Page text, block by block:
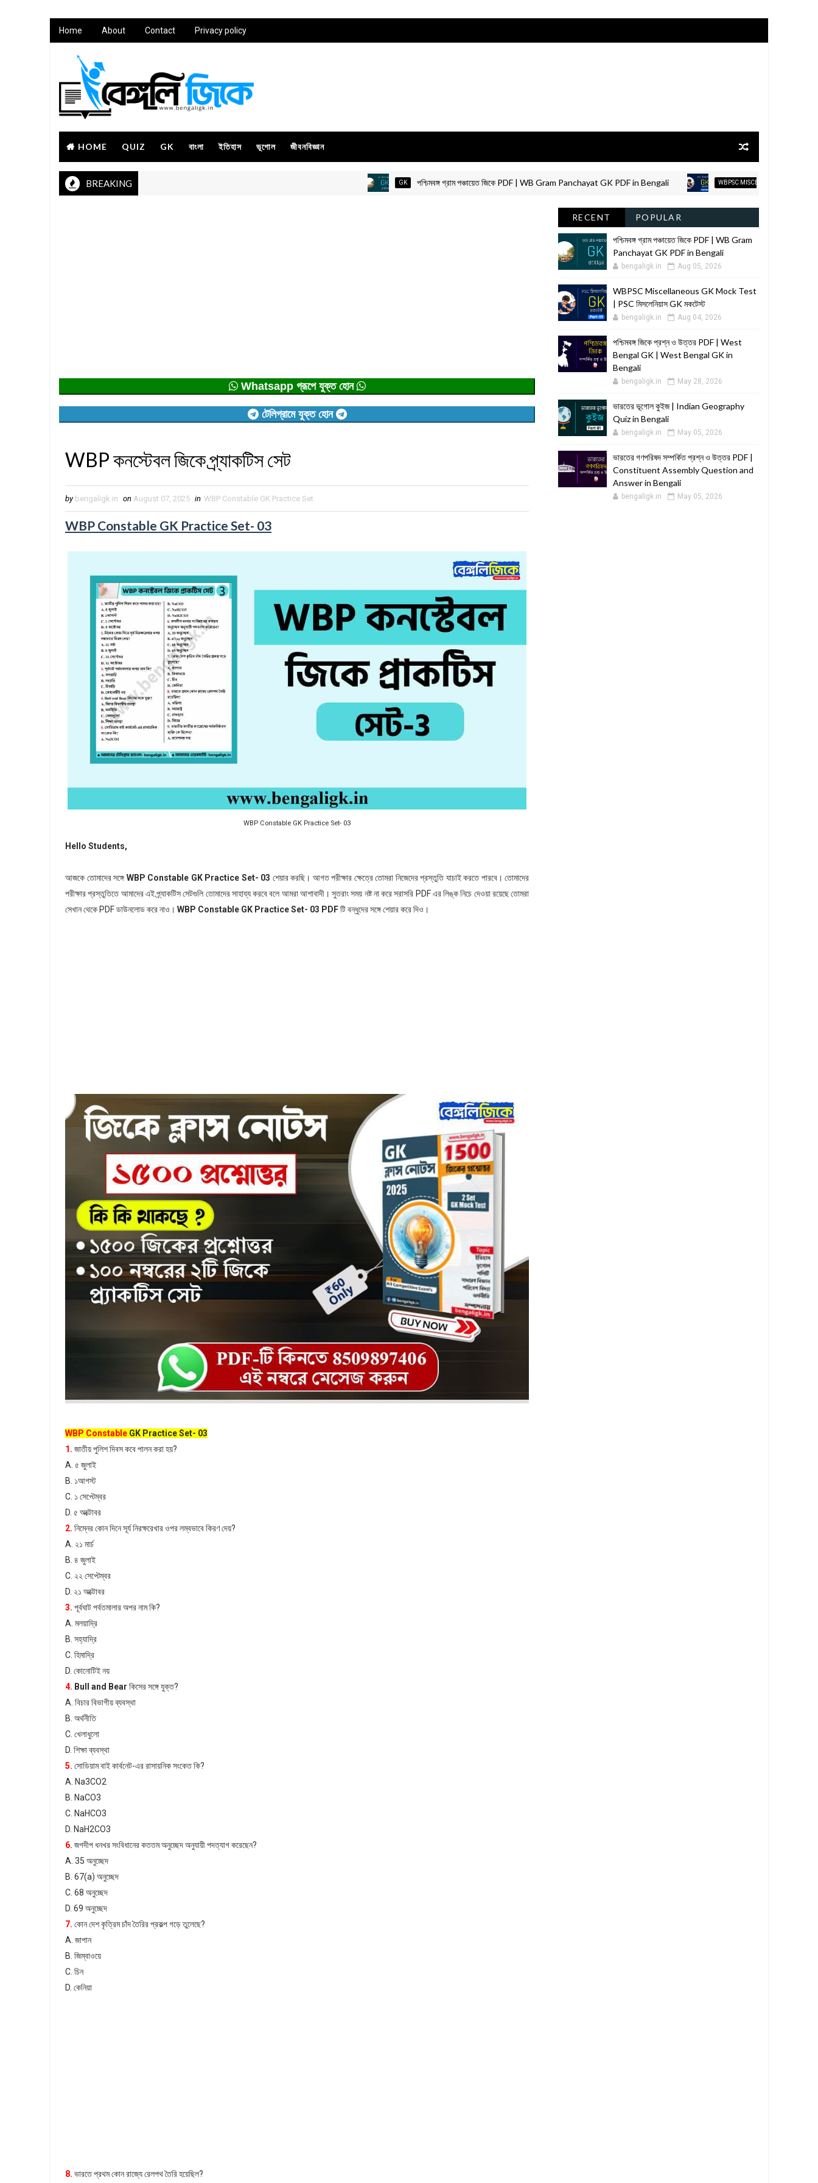
Home About Contact Privacy policy
HOME QUIZ GK বাংলা ইতিহাস ভূগোল জীবনবিজ্ঞান
BREAKING GK পশ্চিমবঙ্গ গ্রাম পঞ্চায়েত জিকে PDF | WB Gram Panchayat GK PDF in Bengali WBPSC MISCELLANEOUS
Whatsapp গ্রূপে যুক্ত হোন
টেলিগ্রামে যুক্ত হোন
WBP কনস্টেবল জিকে প্র্যাকটিস সেট
by bengaligk.in on August 07, 2025 in WBP Constable GK Practice Set
WBP Constable GK Practice Set- 03
WBP Constable GK Practice Set- 03
Hello Students,
আজকে তোমাদের সঙ্গে WBP Constable GK Practice Set- 03 শেয়ার করছি। আগত পরীক্ষার ক্ষেত্রে তোমরা নিজেদের প্রস্তুতি যাচাই করতে পারবে। তোমাদের
পরীক্ষার প্রস্তুতিতে আমাদের এই প্র্যাকটিস সেটগুলি তোমাদের সাহায্য করবে বলে আমরা আশাবাদী। সুতরাং সময় নষ্ট না করে সরাসরি PDF এর লিঙ্ক নিচে দেওয়া রয়েছে তোমরা
সেখান থেকে PDF ডাউনলোড করে নাও। WBP Constable GK Practice Set- 03 PDFটি বন্ধুদের সঙ্গে শেয়ার করে দিও।
WBP Constable GK Practice Set- 03
1. জাতীয় পুলিশ দিবস কবে পালন করা হয়?
A. ৫ জুলাই
B. ১আগস্ট
C. ১ সেপ্টেম্বর
D. ৫ অক্টোবর
2. নিম্নের কোন দিনে সূর্য নিরক্ষরেখার ওপর লম্বভাবে কিরণ দেয়?
A. ২১ মার্চ
B. ৪ জুলাই
C. ২২ সেপ্টেম্বর
D. ২১ অক্টোবর
3. পূর্বঘাট পর্বতমালার অপর নাম কি?
A. মলয়াদ্রি
B. সহ্যাদ্রি
C. হিমাদ্রি
D. কোনোটিই নয়
4. Bull and Bear কিসের সঙ্গে যুক্ত?
A. বিচার বিভাগীয় ব্যবস্থা
B. অর্থনীতি
C. খেলাধুলো
D. শিক্ষা ব্যবস্থা
5. সোডিয়াম বাই কার্বনেট-এর রাসায়নিক সংকেত কি?
A. Na3CO2
B. NaCO3
C. NaHCO3
D. NaH2CO3
6. জগদীপ ধনখর সংবিধানের কততম অনুচ্ছেদ অনুযায়ী পদত্যাগ করেছেন?
A. 35 অনুচ্ছেদ
B. 67(a) অনুচ্ছেদ
C. 68 অনুচ্ছেদ
D. 69 অনুচ্ছেদ
7. কোন দেশ কৃত্রিম চাঁদ তৈরির প্রকল্প গড়ে তুলেছে?
A. জাপান
B. জিম্বাওয়ে
C. চিন
D. কেনিয়া
8. ভারতে প্রথম কোন রাজ্যে রেলপথ তৈরি হয়েছিল?
RECENT POPULAR
পশ্চিমবঙ্গ গ্রাম পঞ্চায়েত জিকে PDF | WB Gram
Panchayat GK PDF in Bengali
bengaligk.in Aug 05, 2026
WBPSC Miscellaneous GK Mock Test
| PSC মিসলেনিয়াস GK মকটেস্ট
bengaligk.in Aug 04, 2026
পশ্চিমবঙ্গ জিকে প্রশ্ন ও উত্তর PDF | West
Bengal GK | West Bengal GK in
Bengali
bengaligk.in May 28, 2026
ভারতের ভূগোল কুইজ | Indian Geography
Quiz in Bengali
bengaligk.in May 05, 2026
ভারতের গণপরিষদ সম্পর্কিত প্রশ্ন ও উত্তর PDF |
Constituent Assembly Question and
Answer in Bengali
bengaligk.in May 05, 2026